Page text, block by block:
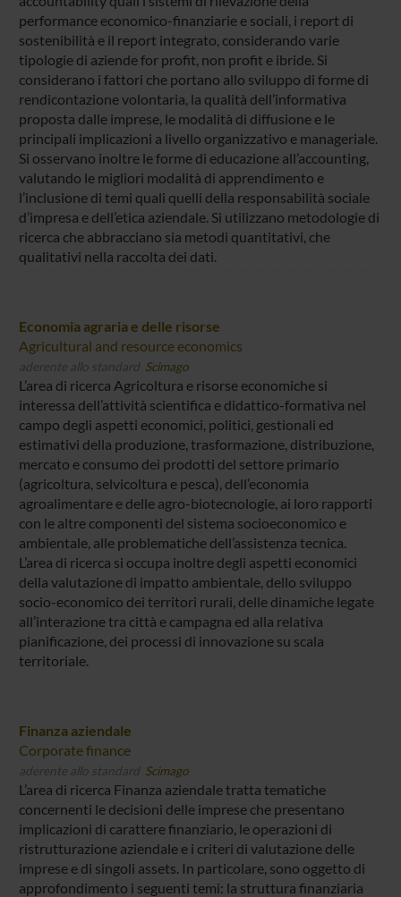
performance economico-finanziarie e sociali, i report di
sostenibilità e il report integrato, considerando varie
tipologie di aziende for profit, non profit e ibride. Si
considerano i fattori che portano allo sviluppo di forme di
rendicontazione volontaria, la qualità dell’informativa
proposta dalle imprese, le modalità di diffusione e le
principali implicazioni a livello organizzativo e manageriale.
Si osservano inoltre le forme di educazione all’accounting,
valutando le migliori modalità di apprendimento e
l’inclusione di temi quali quelli della responsabilità sociale
d’impresa e dell’etica aziendale. Si utilizzano metodologie di
ricerca che abbracciano sia metodi quantitativi, che
qualitativi nella raccolta dei dati.
Economia agraria e delle risorse
Agricultural and resource economics
aderente allo standard Scimago
L’area di ricerca Agricoltura e risorse economiche si
interessa dell’attività scientifica e didattico-formativa nel
campo degli aspetti economici, politici, gestionali ed
estimativi della produzione, trasformazione, distribuzione,
mercato e consumo dei prodotti del settore primario
(agricoltura, selvicoltura e pesca), dell’economia
agroalimentare e delle agro-biotecnologie, ai loro rapporti
con le altre componenti del sistema socioeconomico e
ambientale, alle problematiche dell’assistenza tecnica.
L’area di ricerca si occupa inoltre degli aspetti economici
della valutazione di impatto ambientale, dello sviluppo
socio-economico dei territori rurali, delle dinamiche legate
all’interazione tra città e campagna ed alla relativa
pianificazione, dei processi di innovazione su scala
territoriale.
Finanza aziendale
Corporate finance
aderente allo standard Scimago
L’area di ricerca Finanza aziendale tratta tematiche
concernenti le decisioni delle imprese che presentano
implicazioni di carattere finanziario, le operazioni di
ristrutturazione aziendale e i criteri di valutazione delle
imprese e di singoli assets. In particolare, sono oggetto di
approfondimento i seguenti temi: la struttura finanziaria